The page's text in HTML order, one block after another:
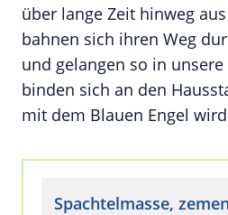
über lange Zeit hinweg
bahnen sich ihren Weg
und gelangen so in
binden sich an den
mit dem Blauen Engel
Spachtelmasse,